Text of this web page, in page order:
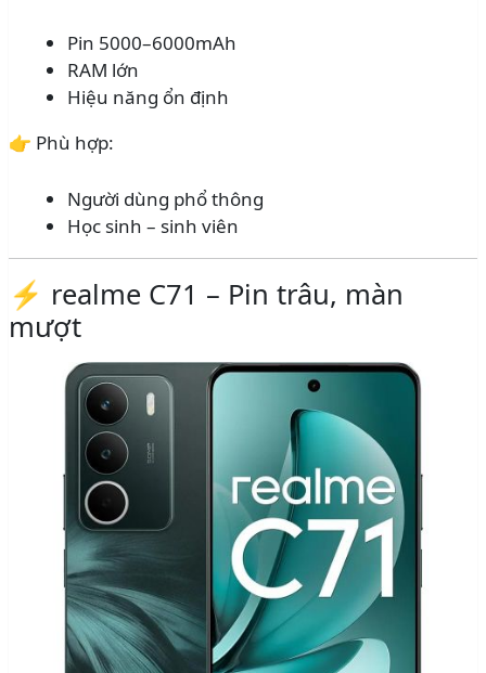
Pin 5000–6000mAh
RAM lớn
Hiệu năng ổn định
👉 Phù hợp:
Người dùng phổ thông
Học sinh – sinh viên
⚡ realme C71 – Pin trâu, màn
mượt